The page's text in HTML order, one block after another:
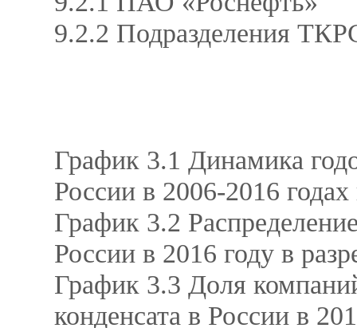
9.2.2 Подразделения
График 3.1 Динамика
России в 2006-2016
График 3.2
России в 2016 году в
График 3.3 Доля
конденсата в России в